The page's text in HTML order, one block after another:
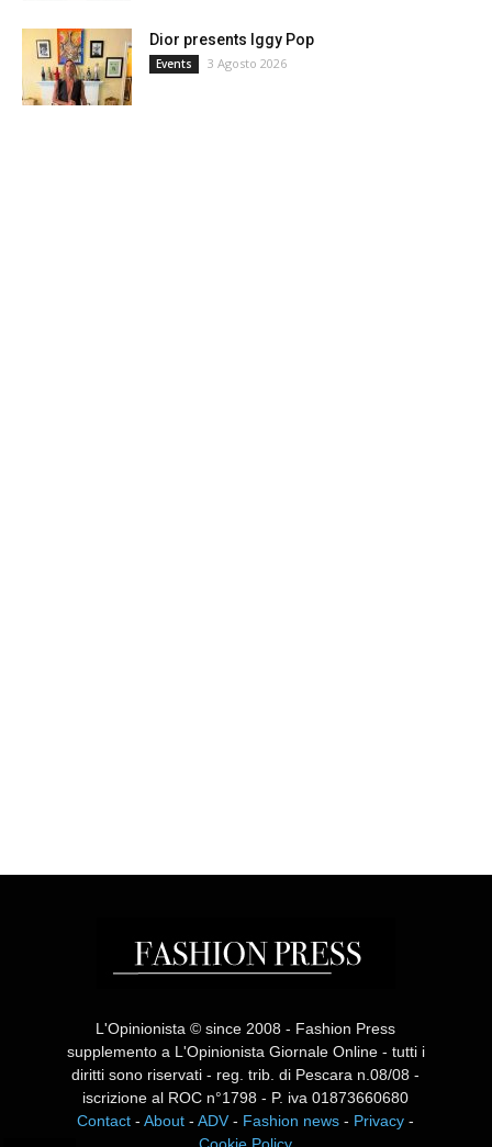
Dior presents Iggy Pop
Events 3 Agosto 2026
L'Opinionista © since 2008 - Fashion Press
supplemento a L'Opinionista Giornale Online - tutti i
diritti sono riservati - reg. trib. di Pescara n.08/08 -
iscrizione al ROC n°1798 - P. iva 01873660680
Contact -About -ADV - Fashion news - Privacy -